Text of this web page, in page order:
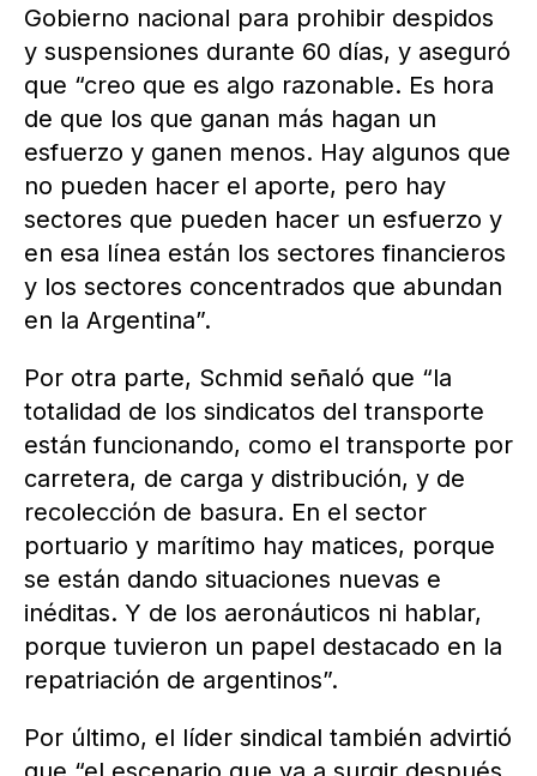
Gobierno nacional para prohibir despidos
y suspensiones durante 60 días, y aseguró
que “creo que es algo razonable. Es hora
de que los que ganan más hagan un
esfuerzo y ganen menos. Hay algunos que
no pueden hacer el aporte, pero hay
sectores que pueden hacer un esfuerzo y
en esa línea están los sectores financieros
y los sectores concentrados que abundan
en la Argentina”.
Por otra parte, Schmid señaló que “la
totalidad de los sindicatos del transporte
están funcionando, como el transporte por
carretera, de carga y distribución, y de
recolección de basura. En el sector
portuario y marítimo hay matices, porque
se están dando situaciones nuevas e
inéditas. Y de los aeronáuticos ni hablar,
porque tuvieron un papel destacado en la
repatriación de argentinos”.
Por último, el líder sindical también advirtió